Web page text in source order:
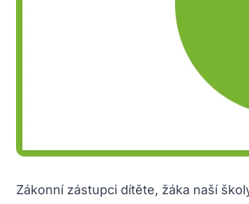
Zákonní zástupci dítěte, žáka naší